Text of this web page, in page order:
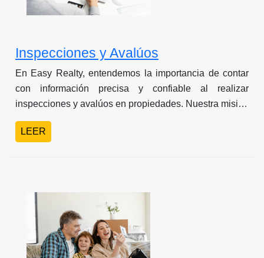
Inspecciones y Avalúos
En Easy Realty, entendemos la importancia de contar
con información precisa y confiable al realizar
inspecciones y avalúos en propiedades. Nuestra misión
es ofrecer a nuestros clientes en Panamá un servicio
integral y de alta calidad que les permita tomar
LEER